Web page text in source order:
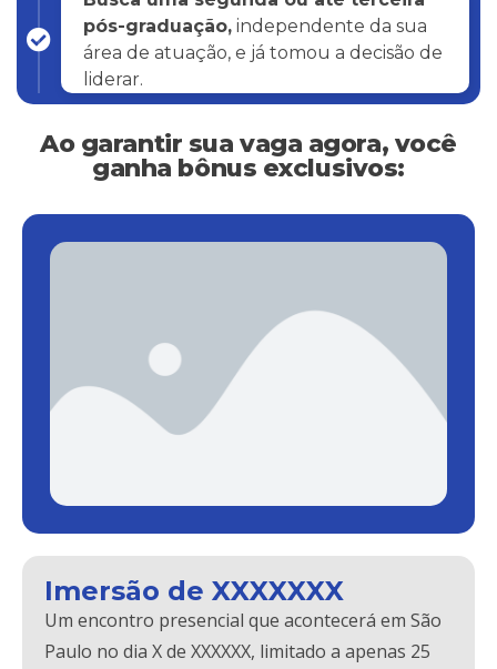
pós-graduação, independente da sua
área de atuação, e já tomou a decisão de
liderar.
Ao garantir sua vaga agora, você
ganha bônus exclusivos:
Imersão de XXXXXXX
Um encontro presencial que acontecerá em São
Paulo no dia X de XXXXXX, limitado a apenas 25